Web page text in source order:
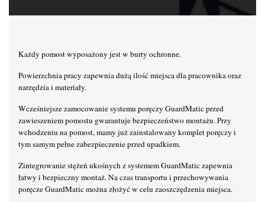
Każdy pomost wyposażony jest w burty ochronne.
Powierzchnia pracy zapewnia dużą ilość miejsca dla pracownika oraz
narzędzia i materiały.
Wcześniejsze zamocowanie systemu poręczy GuardMatic przed
zawieszeniem pomostu gwarantuje bezpieczeństwo montażu. Przy
wchodzeniu na pomost, mamy już zainstalowany komplet poręczy i
tym samym pełne zabezpieczenie przed upadkiem.
Zintegrowanie stężeń ukośnych z systemem GuardMatic zapewnia
łatwy i bezpieczny montaż. Na czas transportu i przechowywania
poręcze GuardMatic można złożyć w celu zaoszczędzenia miejsca.